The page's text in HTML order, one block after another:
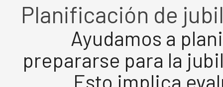
Planificación de
Ayudamos a
prepararse para la
Esto implica